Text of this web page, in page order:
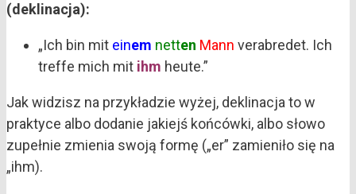
(deklinacja):
„Ich bin mit einem netten Mann verabredet. Ich
treffe mich mit ihm heute.”
Jak widzisz na przykładzie wyżej, deklinacja to w
praktyce albo dodanie jakiejś końcówki, albo słowo
zupełnie zmienia swoją formę („er” zamieniło się na
„ihm).